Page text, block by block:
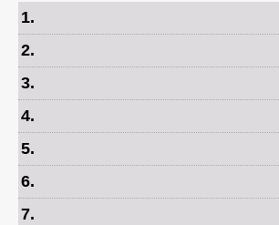
1.
2.
3.
4.
5.
6.
7.